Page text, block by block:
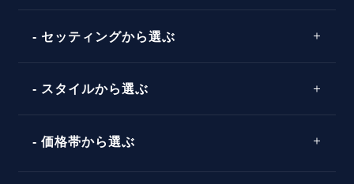
言葉
コンビネーション
ストレートライン
セッティングから選ぶ
ソリテール
スタイルから選ぶ
シンプル
価格帯から選ぶ